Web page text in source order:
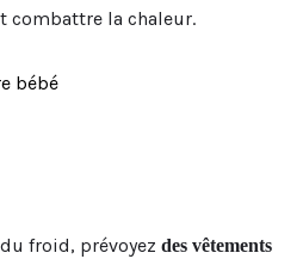
combattre la chaleur.
froid, prévoyez des vêtements